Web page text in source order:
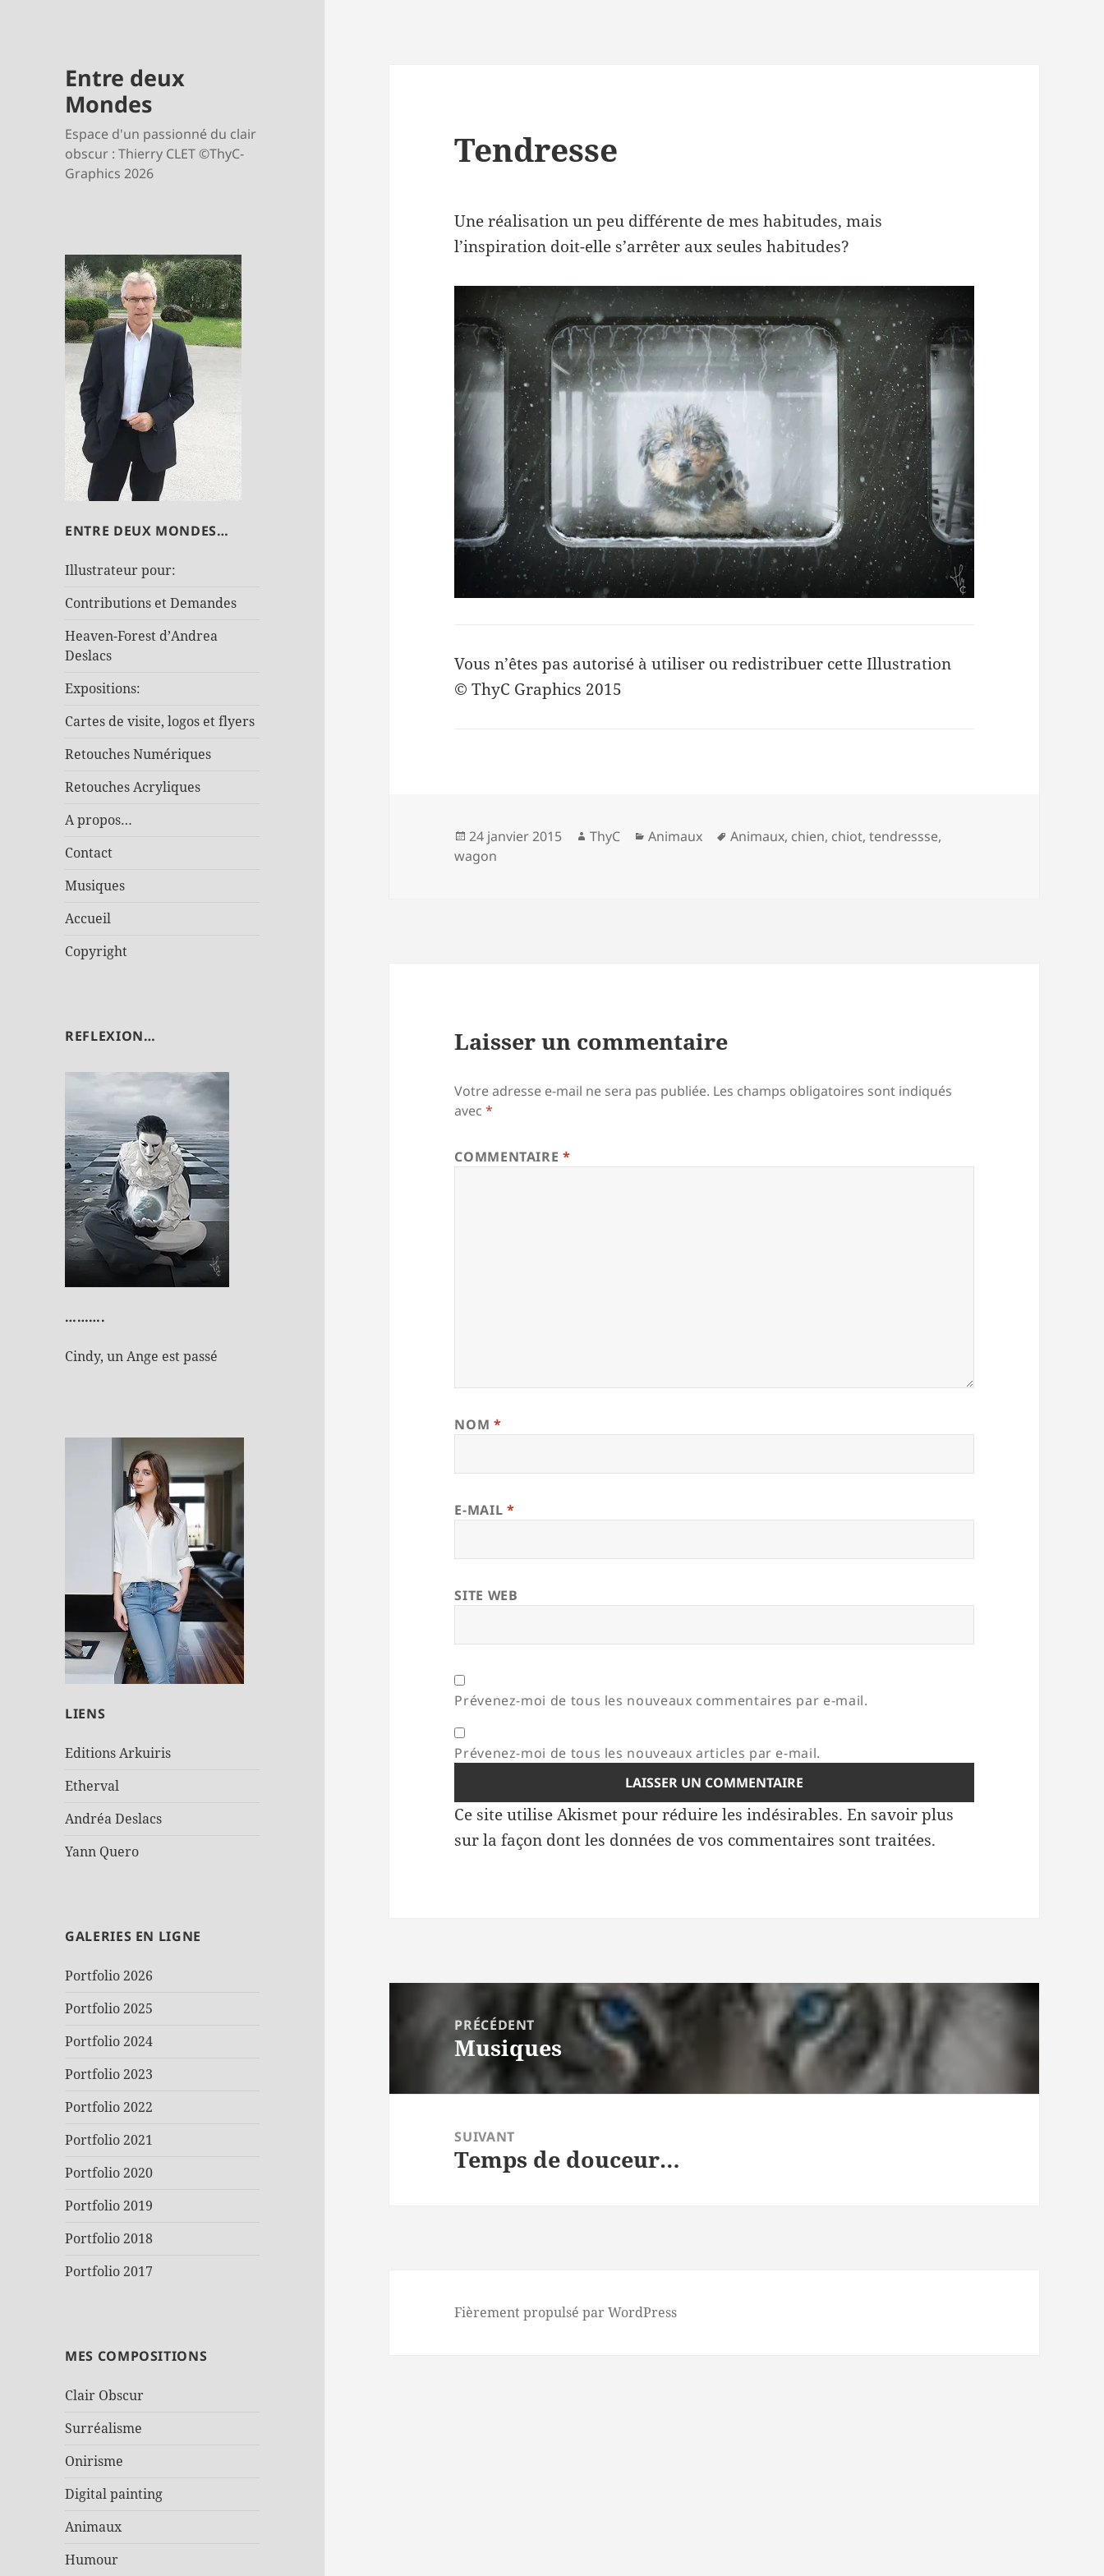
Entre deux
Mondes
Espace d'un passionné du clair
obscur : Thierry CLET ©ThyC-
Graphics 2026
ENTRE DEUX MONDES…
Illustrateur pour:
Contributions et Demandes
Heaven-Forest d’Andrea
Deslacs
Expositions:
Cartes de visite, logos et flyers
Retouches Numériques
Retouches Acryliques
A propos…
Contact
Musiques
Accueil
Copyright
REFLEXION…
……….
Cindy, un Ange est passé
LIENS
Editions Arkuiris
Etherval
Andréa Deslacs
Yann Quero
GALERIES EN LIGNE
Portfolio 2026
Portfolio 2025
Portfolio 2024
Portfolio 2023
Portfolio 2022
Portfolio 2021
Portfolio 2020
Portfolio 2019
Portfolio 2018
Portfolio 2017
MES COMPOSITIONS
Clair Obscur
Surréalisme
Onirisme
Digital painting
Animaux
Humour
Tendresse
Une réalisation un peu différente de mes habitudes, mais
l’inspiration doit-elle s’arrêter aux seules habitudes?
Vous n’êtes pas autorisé à utiliser ou redistribuer cette Illustration
© ThyC Graphics 2015
Publié
le
24 janvier 2015 Auteur
ThyC Catégories
Animaux
Mots-
Animaux, chien, chiot,tendressse,
wagon
Laisser un commentaire
Votre adresse e-mail ne sera pas publiée. Les champs obligatoires sont indiqués
avec*
COMMENTAIRE*
NOM *
E-MAIL *
SITE WEB
Prévenez-moi de tous les nouveaux commentaires par e-mail.
Prévenez-moi de tous les nouveaux articles par e-mail.
Ce site utilise Akismet pour réduire les indésirables.En savoir plus
sur la façon dont les données de vos commentaires sont traitées.
PRÉCÉDENT
Article
précédent :
Musiques
SUIVANT
Article
Temps de douceur…
Fièrement propulsé par WordPress